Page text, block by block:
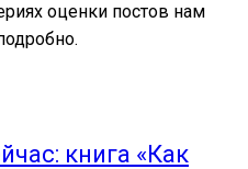
оценки постов нам
книга «Как